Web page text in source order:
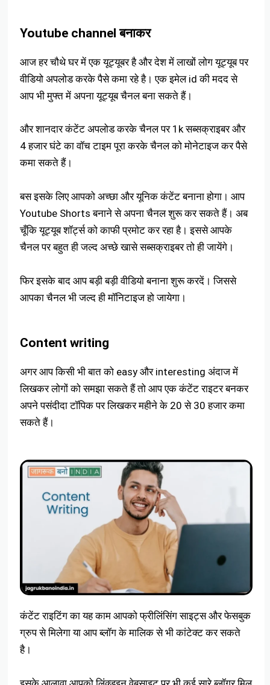
Youtube channel बनाकर
आज हर चौथे घर में एक यूट्यूबर है और देश में लाखों लोग यूट्यूब पर
वीडियो अपलोड करके पैसे कमा रहे है। एक इमेल id की मदद से
आप भी मुफ्त में अपना यूट्यूब चैनल बना सकते हैं।
और शानदार कंटेंट अपलोड करके चैनल पर 1k सब्सक्राइबर और
4 हजार घंटे का वॉच टाइम पूरा करके चैनल को मोनेटाइज कर पैसे
कमा सकते हैं।
बस इसके लिए आपको अच्छा और यूनिक कंटेंट बनाना होगा। आप
Youtube Shorts बनाने से अपना चैनल शुरू कर सकते हैं। अब
चूँकि यूट्यूब शॉर्ट्स को काफी प्रमोट कर रहा है। इससे आपके
चैनल पर बहुत ही जल्द अच्छे खासे सब्सक्राइबर तो ही जायेंगे।
फिर इसके बाद आप बड़ी बड़ी वीडियो बनाना शुरू करदें। जिससे
आपका चैनल भी जल्द ही मॉनिटाइज हो जायेगा।
Content writing
अगर आप किसी भी बात को easy और interesting अंदाज में
लिखकर लोगों को समझा सकते हैं तो आप एक कंटेंट राइटर बनकर
अपने पसंदीदा टॉपिक पर लिखकर महीने के 20 से 30 हजार कमा
सकते हैं।
कंटेंट राइटिंग का यह काम आपको फ्रीलिंसिंग साइट्स और फेसबुक
ग्रुप से मिलेगा या आप ब्लॉग के मालिक से भी कांटेक्ट कर सकते
है।